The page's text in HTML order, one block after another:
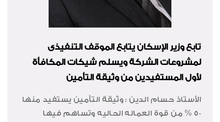
تابع وزير الإسكان يتابع الموقف التنفيذى
لمشروعات الشركة ويسلم شيكات المكافأة
لأول المستفيدين من وثيقة التأمين
الأستاذ حسام الدين : وثيقة التأمين يستفيد منها
50 % من قوة العماله الحاليه وتساهم فيها